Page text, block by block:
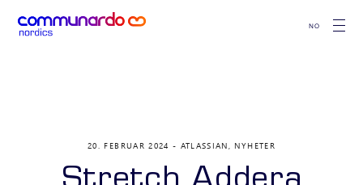
NO
20. FEBRUAR 2024 ATLASSIAN NYHETER